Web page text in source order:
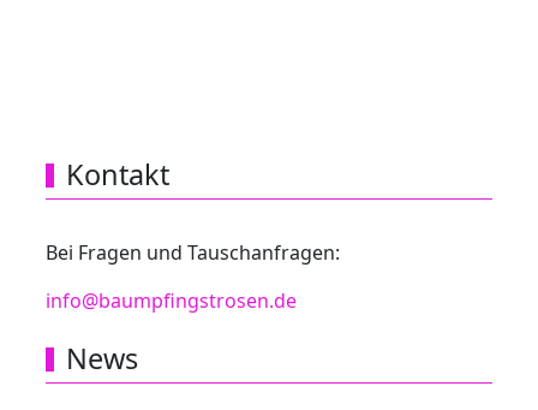
Kontakt
Bei Fragen und Tauschanfragen:
info@baumpfingstrosen.de
News